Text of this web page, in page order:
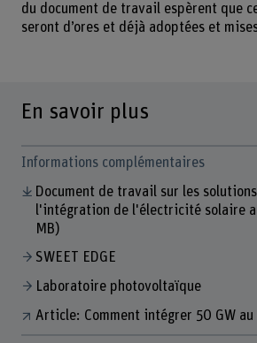
du document de travail espèrent que
seront d’ores et déjà adoptées et
En savoir plus
Informations complémentaires
Document de travail sur les
l'intégration de l'électricité solaire
MB)
SWEET EDGE
Laboratoire photovoltaïque
Article: Comment intégrer 50 GW au